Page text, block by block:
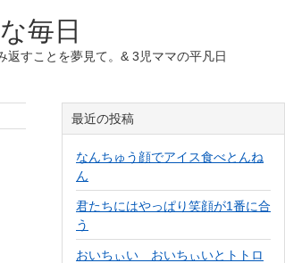
毎日
すことを夢見て。& 3児ママの平凡日
最近の投稿
なんちゅう顔でアイス食べとんね
ん
君たちにはやっぱり笑顔が1番に合
う
おいちぃい おいちぃいとトトロ